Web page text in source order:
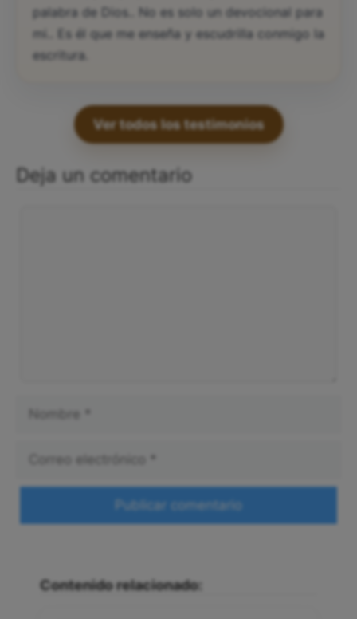
palabra de Dios.. No es solo un devocional para
mi.. Es él que me enseña y escudrilla conmigo la
escritura.
Ver todos los testimonios
Deja un comentario
Contenido relacionado: